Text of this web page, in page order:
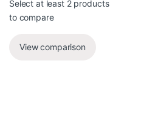
Select at least 2 products
to compare
View comparison